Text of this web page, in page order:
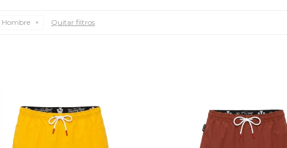
Hombre Quitar filtros